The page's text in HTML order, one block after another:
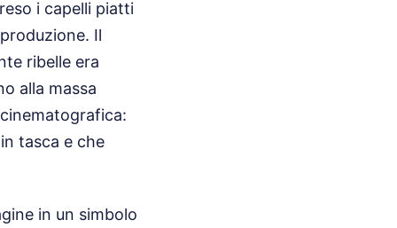
i capelli piatti
Il
ribelle era
alla massa
tasca e che
in un simbolo